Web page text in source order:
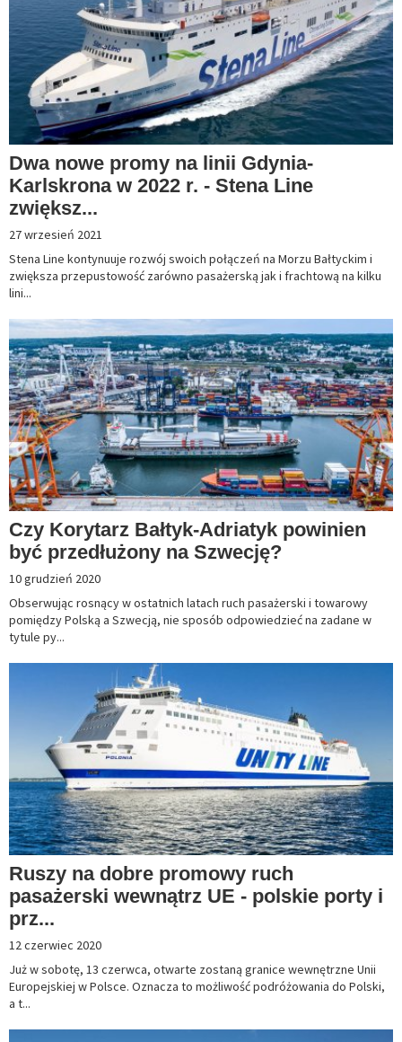
Dwa nowe promy na linii Gdynia-
Karlskrona w 2022 r. - Stena Line
zwiększ...
27 wrzesień 2021
Stena Line kontynuuje rozwój swoich połączeń na Morzu Bałtyckim i
zwiększa przepustowość zarówno pasażerską jak i frachtową na kilku
lini...
Czy Korytarz Bałtyk-Adriatyk powinien
być przedłużony na Szwecję?
10 grudzień 2020
Obserwując rosnący w ostatnich latach ruch pasażerski i towarowy
pomiędzy Polską a Szwecją, nie sposób odpowiedzieć na zadane w
tytule py...
Ruszy na dobre promowy ruch
pasażerski wewnątrz UE - polskie porty i
prz...
12 czerwiec 2020
Już w sobotę, 13 czerwca, otwarte zostaną granice wewnętrzne Unii
Europejskiej w Polsce. Oznacza to możliwość podróżowania do Polski,
a t...